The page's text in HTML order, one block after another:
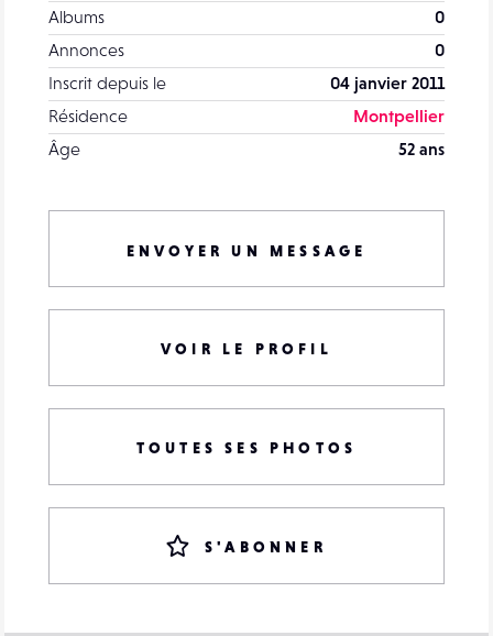
Albums
0
Annonces
0
Inscrit depuis le
04 janvier 2011
Résidence
Montpellier
Âge
52 ans
ENVOYER UN MESSAGE
VOIR LE PROFIL
TOUTES SES PHOTOS
S'ABONNER